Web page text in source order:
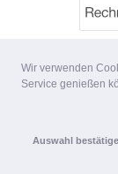
Wir verwenden
Service genießen
Auswahl
*